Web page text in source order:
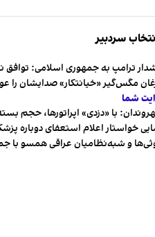
سردبیر
ترامپ به جمهوری اسلامی: توافق
مگس‌گیر «خیانتکار» صدایشان را
شما
با «دزدی» اپراتورها، حجم
خواستار اعلام استعفای دوباره
و شبه‌نظامیان عراقی همسو با